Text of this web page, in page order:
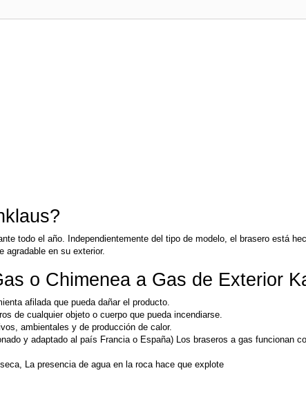
todo el año. Independientemente del tipo de modelo, el brasero está
agradable en su exterior.
o Chimenea a Gas de Exterior
afilada que pueda dañar el producto.
de cualquier objeto o cuerpo que pueda incendiarse.
ambientales y de producción de calor.
y adaptado al país Francia o España) Los braseros a gas funcionan
La presencia de agua en la roca hace que explote